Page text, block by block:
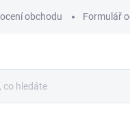
obchodu Formulář